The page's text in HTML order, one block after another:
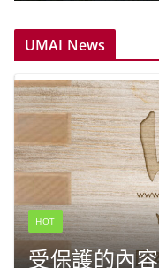
UMAI News
HOT
受保護的內